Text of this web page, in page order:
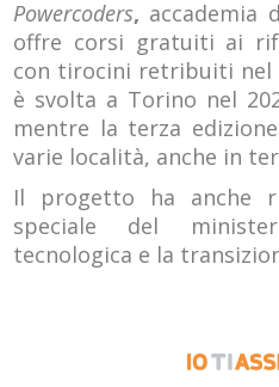
Powercoders, accademia
offre corsi gratuiti ai
con tirocini retribuiti nel
è svolta a Torino nel
mentre la terza
varie località, anche in
Il progetto ha anche
speciale del
tecnologica e la